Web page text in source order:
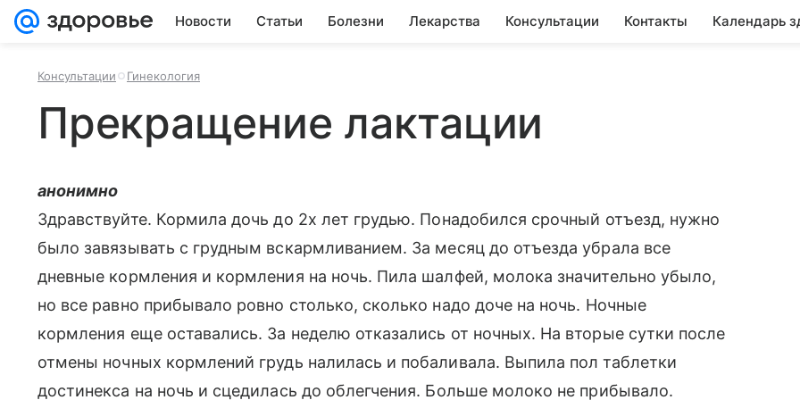
Новости Статьи Болезни Лекарства Консультации Контакты Календарь
Консультации Гинекология
Прекращение лактации
анонимно
Здравствуйте. Кормила дочь до 2х лет грудью. Понадобился срочный отъезд, нужно
было завязывать с грудным вскармливанием. За месяц до отъезда убрала все
дневные кормления и кормления на ночь. Пила шалфей, молока значительно убыло,
но все равно прибывало ровно столько, сколько надо доче на ночь. Ночные
кормления еще оставались. За неделю отказались от ночных. На вторые сутки после
отмены ночных кормлений грудь налилась и побаливала. Выпила пол таблетки
достинекса на ночь и сцедилась до облегчения. Больше молоко не прибывало.